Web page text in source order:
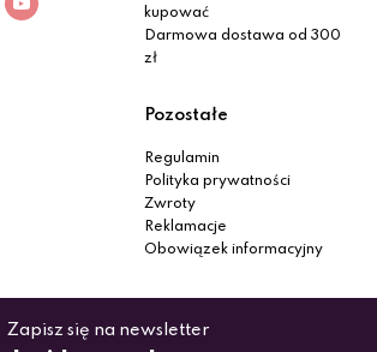
kupować
Darmowa dostawa od 300
zł
Pozostałe
Regulamin
Polityka prywatności
Zwroty
Reklamacje
Obowiązek informacyjny
Zapisz się na newsletter